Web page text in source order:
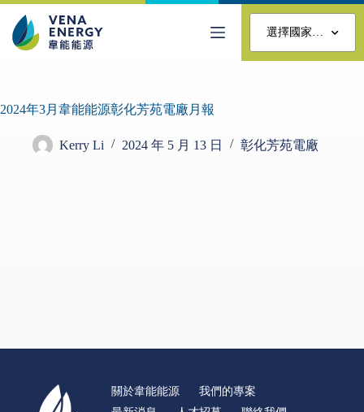
選擇國家…
2024年3月韋能能源彰化芳苑電廠月報
Kerry Li 2024 年 5 月 13 日 彰化芳苑電廠
關於韋能能源
我們的專案